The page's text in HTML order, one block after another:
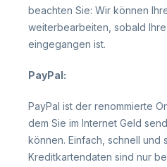
beachten Sie: Wir können
weiterbearbeiten, sobald
eingegangen ist.
PayPal:
PayPal ist der renommierte
dem Sie im Internet Geld
können. Einfach, schnell und
Kreditkartendaten sind nur